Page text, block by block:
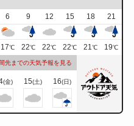
6 9 12 15 18
21
17℃ 22℃ 22℃ 22℃ 21℃ 19℃
先までの天気予報を見る
(金) 15(土) 16(日)